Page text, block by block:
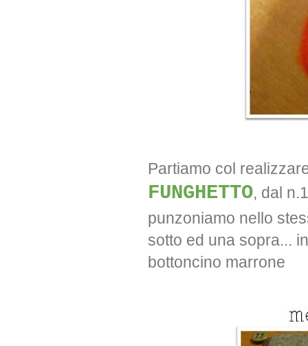
Partiamo col
FUNGHETTO, dal
punzoniamo nello
sotto ed una sopra...
bottoncino marrone